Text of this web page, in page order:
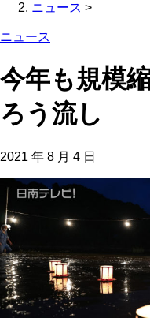
ニュース >
ニュース
今年も規模
ろう流し
2021 年 8 月 4 日